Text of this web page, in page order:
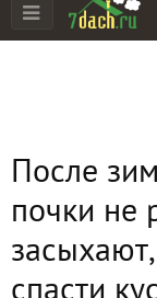
После
почки не
спасти